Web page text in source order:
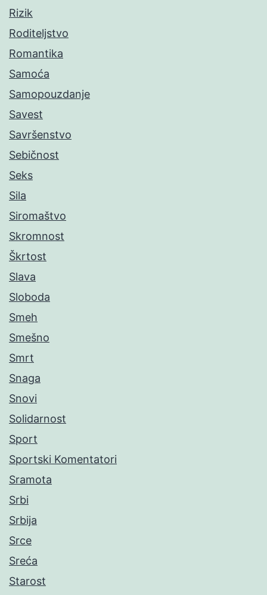
Rizik
Roditeljstvo
Romantika
Samoća
Samopouzdanje
Savest
Savršenstvo
Sebičnost
Seks
Sila
Siromaštvo
Skromnost
Škrtost
Slava
Sloboda
Smeh
Smešno
Smrt
Snaga
Snovi
Solidarnost
Sport
Sportski Komentatori
Sramota
Srbi
Srbija
Srce
Sreća
Starost